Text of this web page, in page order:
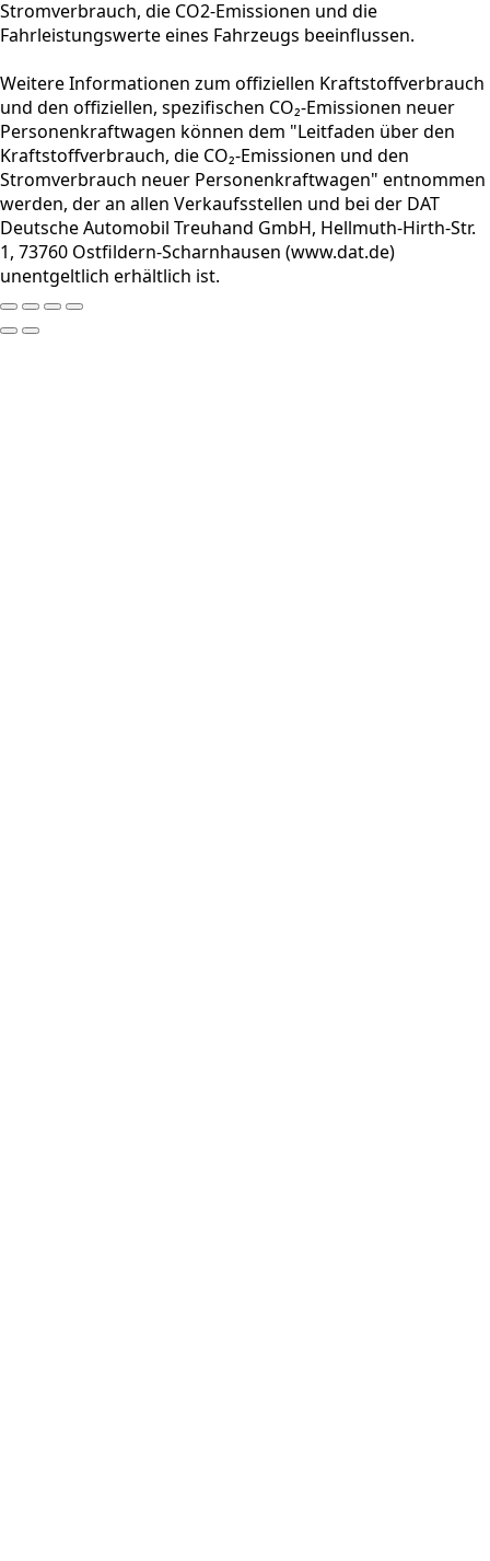
Stromverbrauch, die CO2-Emissionen und die
Fahrleistungswerte eines Fahrzeugs beeinflussen.
Weitere Informationen zum offiziellen Kraftstoffverbrauch
und den offiziellen, spezifischen CO₂-Emissionen neuer
Personenkraftwagen können dem "Leitfaden über den
Kraftstoffverbrauch, die CO₂-Emissionen und den
Stromverbrauch neuer Personenkraftwagen" entnommen
werden, der an allen Verkaufsstellen und bei der DAT
Deutsche Automobil Treuhand GmbH, Hellmuth-Hirth-Str.
1, 73760 Ostfildern-Scharnhausen (www.dat.de)
unentgeltlich erhältlich ist.